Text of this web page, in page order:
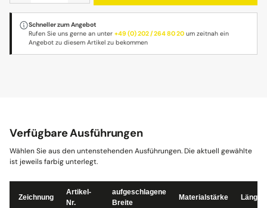
Schneller zum Angebot
Rufen Sie uns gerne an unter+49 (0) 202 / 264 80 20 um zeitnah ein
Angebot zu diesem Artikel zu bekommen
Verfügbare Ausführungen
Wählen Sie aus den untenstehenden Ausführungen. Die aktuell gewählte
ist jeweils farbig unterlegt.
Zeichnung
Artikel-
Nr.
aufgeschlagene
Breite
Materialstärke Länge